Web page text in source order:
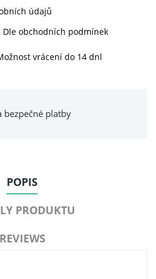
údajů
Dle obchodních podmínek
vrácení do 14 dnl
bezpečné platby
POPIS
PRODUKTU
REVIEWS